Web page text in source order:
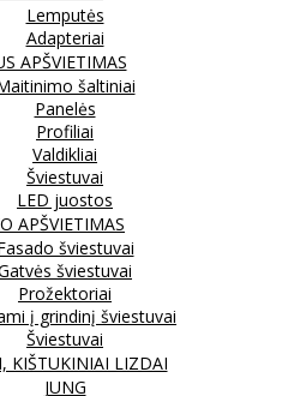
Lemputės
Adapteriai
APŠVIETIMAS
šaltiniai
Panelės
Profiliai
Valdikliai
Šviestuvai
LED juostos
APŠVIETIMAS
šviestuvai
šviestuvai
Prožektoriai
į grindinį šviestuvai
Šviestuvai
KIŠTUKINIAI LIZDAI
JUNG